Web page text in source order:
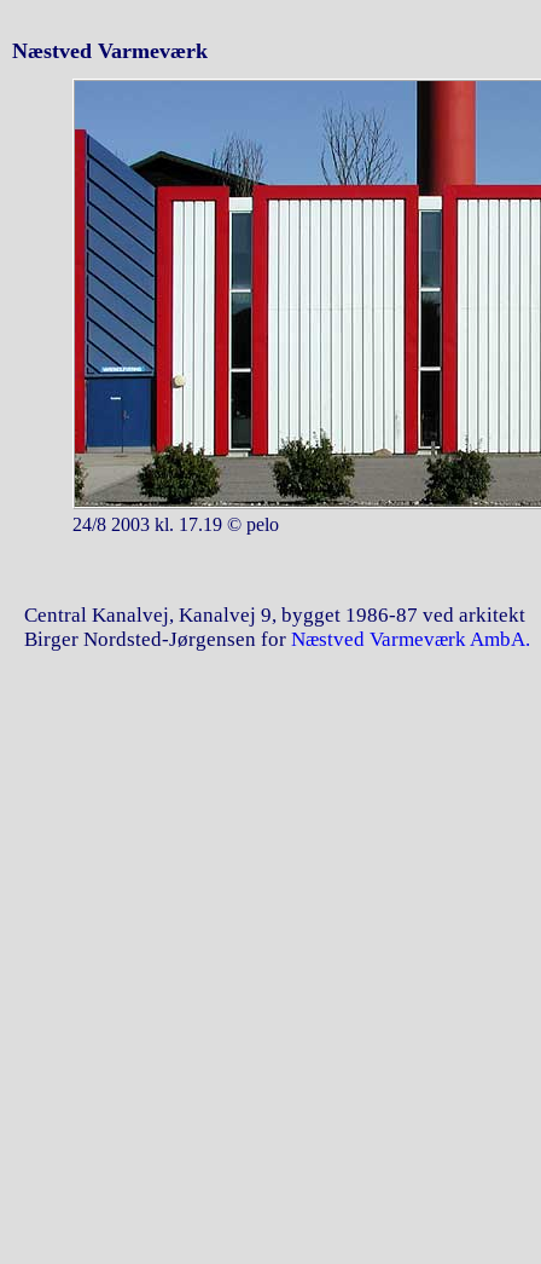
Næstved Varmeværk
24/8 2003 kl. 17.19 © pelo
Central Kanalvej, Kanalvej 9, bygget 1986-87 ved arkitekt
Birger Nordsted-Jørgensen for Næstved Varmeværk AmbA.